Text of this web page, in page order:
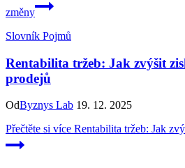
změny
Slovník Pojmů
Rentabilita tržeb: Jak zvýšit
prodejů
OdByznys Lab 19. 12. 2025
Přečtěte si více Rentabilita tržeb: Jak